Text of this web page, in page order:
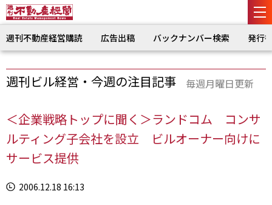
週刊不動産経営購読 広告出稿 バックナンバー検索 発行
週刊ビル経営・今週の注目記事 毎週月曜日更新
＜企業戦略トップに聞く＞ランドコム コンサ
ルティング子会社を設立 ビルオーナー向けに
サービス提供
2006.12.18 16:13